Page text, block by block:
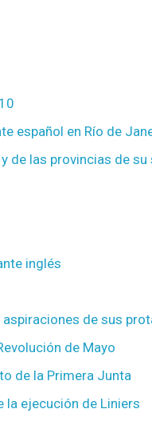
español en Río de
de las provincias de
inglés
de sus
de Mayo
de la Primera Junta
la ejecución de Liniers